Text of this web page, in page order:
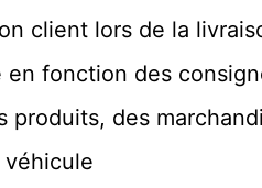
client lors de la
en fonction des
produits, des
véhicule